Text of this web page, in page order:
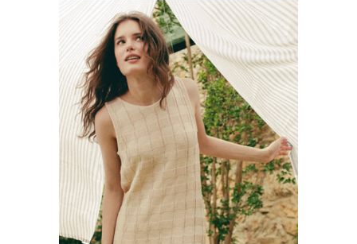
Tiendas
Cine
Novedades
Programas
Colectivos